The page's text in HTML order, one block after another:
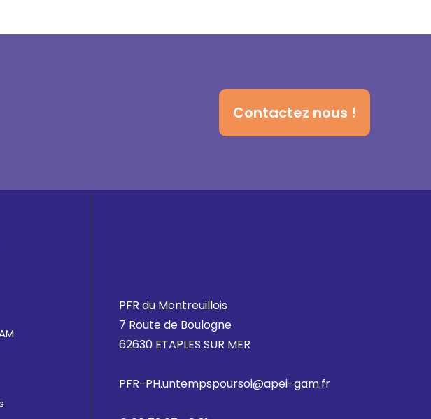
Contactez nous !
PFR du Montreuillois
7 Route de Boulogne
62630 ETAPLES SUR MER
PFR-PH.untempspoursoi@apei-gam.fr